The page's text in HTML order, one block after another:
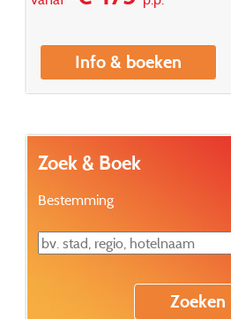
Info & boeken
Zoek & Boek
Bestemming